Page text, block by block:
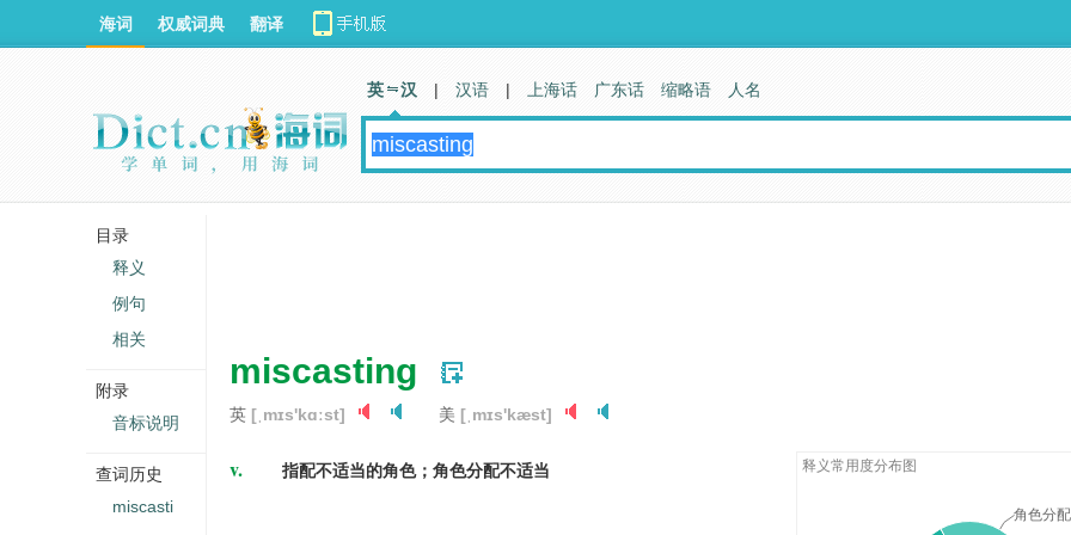
miscasting
英 [ˌmɪs'kɑːst] 美 [ˌmɪs'kæst]
v. 指配不适当的角色；角色分配不适当 释义常用度分布图
角色分
海词 权威词典 翻译
英 汉 | 汉语 | 上海话 广东话 缩略语 人名
目录
释义
例句
相关
附录
音标说明
查词历史
miscasti